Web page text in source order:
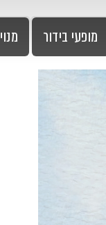
מופעי בידור